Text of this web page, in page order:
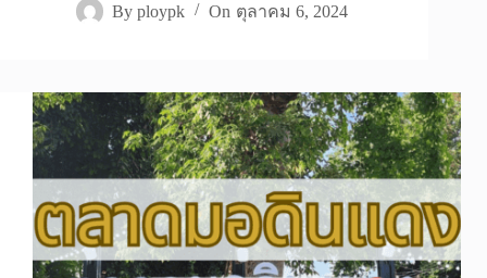
By ploypk On ตุลาคม 6, 2024